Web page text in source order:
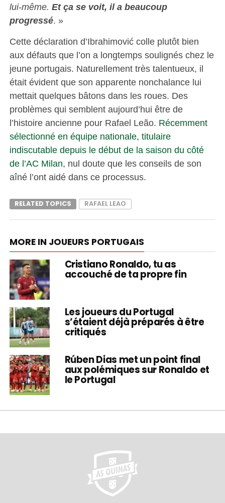
lui-même. Et ça se voit, il a beaucoup
progressé. »
Cette déclaration d’Ibrahimović colle plutôt bien
aux défauts que l’on a longtemps soulignés chez le
jeune portugais. Naturellement très talentueux, il
était évident que son apparente nonchalance lui
mettait quelques bâtons dans les roues. Des
problèmes qui semblent aujourd’hui être de
l’histoire ancienne pour Rafael Leão. Récemment
sélectionné en équipe nationale, titulaire
indiscutable depuis le début de la saison du côté
de l’AC Milan, nul doute que les conseils de son
aîné l’ont aidé dans ce processus.
RELATED TOPICS RAFAEL LEAO
MORE IN JOUEURS PORTUGAIS
Cristiano Ronaldo, tu as
accouché de ta propre fin
Les joueurs du Portugal
s’étaient déjà préparés à être
critiqués
Rúben Dias met un point final
aux polémiques sur Ronaldo et
le Portugal